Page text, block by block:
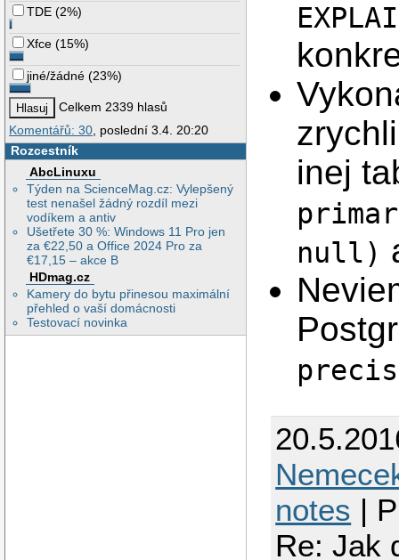
TDE (2%)
Xfce (15%)
jiné/žádné (23%)
Celkem 2339 hlasů
Komentářů: 30 , poslední 3.4. 20:20
Rozcestník
AbcLinuxu
Týden na ScienceMag.cz: Vylepšený
test nenašel žádný rozdíl mezi
vodíkem a antiv
Ušetřete 30 %: Windows 11 Pro jen
za €22,50 a Office 2024 Pro za
€17,15 – akce B
HDmag.cz
Kamery do bytu přinesou maximální
přehled o vaší domácnosti
Testovací novinka
inej
null)
notes |
Re: Jak